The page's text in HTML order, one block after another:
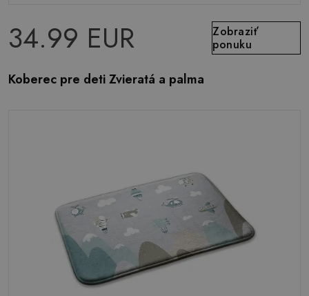
34.99 EUR
Zobraziť
ponuku
Koberec pre deti Zvieratá a palma